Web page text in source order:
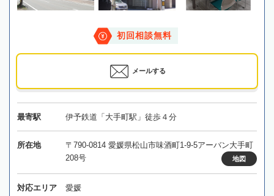
初回相談無料
メールする
最寄駅 伊予鉄道「大手町駅」徒歩４分
所在地
〒790-0814 愛媛県松山市味酒町1-9-5アーバン大手町
208号
地図
対応エリア 愛媛